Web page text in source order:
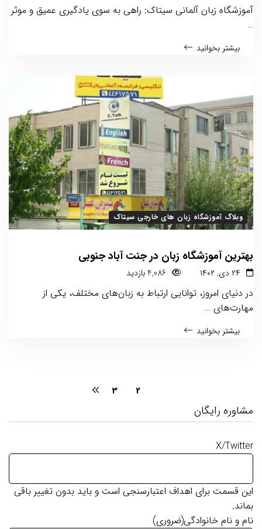
آموزشگاه زبان آلمانی سیتاک: راهی به سوی یادگیری عمیق و موثر
…
بیشتر بخوانید
وبلاگ آموزشگاه زبان های خارجی سیتاک
بهترین آموزشگاه زبان در جنت آباد جنوبی
۲۴ دی, ۱۴۰۲ 4,086 بازدید
در دنیای امروز، توانایی ارتباط به زبان‌های مختلف، یکی از
مهارت‌های …
بیشتر بخوانید
2
3
مشاوره رایگان
X/Twitter
این قسمت برای اهداف اعتبارسنجی است و باید بدون تغییر باقی
بماند.
نام و نام خانوادگی(ضروری)